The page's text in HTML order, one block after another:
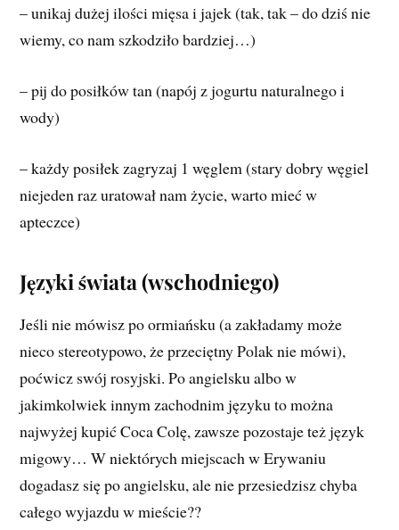
– unikaj dużej ilości mięsa i jajek (tak, tak – do dziś nie
wiemy, co nam szkodziło bardziej…)
– pij do posiłków tan (napój z jogurtu naturalnego i
wody)
– każdy posiłek zagryzaj 1 węglem (stary dobry węgiel
niejeden raz uratował nam życie, warto mieć w
apteczce)
Języki świata (wschodniego)
Jeśli nie mówisz po ormiańsku (a zakładamy może
nieco stereotypowo, że przeciętny Polak nie mówi),
poćwicz swój rosyjski. Po angielsku albo w
jakimkolwiek innym zachodnim języku to można
najwyżej kupić Coca Colę, zawsze pozostaje też język
migowy… W niektórych miejscach w Erywaniu
dogadasz się po angielsku, ale nie przesiedzisz chyba
całego wyjazdu w mieście??